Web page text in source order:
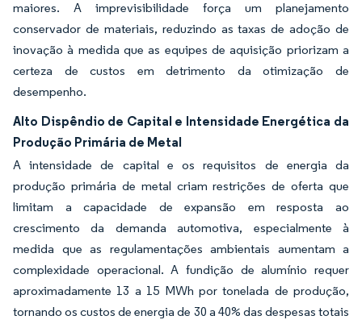
maiores. A imprevisibilidade força um planejamento
conservador de materiais, reduzindo as taxas de adoção de
inovação à medida que as equipes de aquisição priorizam a
certeza de custos em detrimento da otimização de
desempenho.
Alto Dispêndio de Capital e Intensidade Energética da
Produção Primária de Metal
A intensidade de capital e os requisitos de energia da
produção primária de metal criam restrições de oferta que
limitam a capacidade de expansão em resposta ao
crescimento da demanda automotiva, especialmente à
medida que as regulamentações ambientais aumentam a
complexidade operacional. A fundição de alumínio requer
aproximadamente 13 a 15 MWh por tonelada de produção,
tornando os custos de energia de 30 a 40% das despesas totais